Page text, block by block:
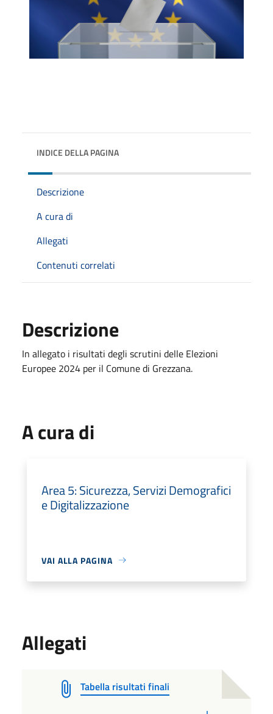
INDICE DELLA PAGINA
Descrizione
A cura di
Allegati
Contenuti correlati
Descrizione
In allegato i risultati degli scrutini delle Elezioni
Europee 2024 per il Comune di Grezzana.
A cura di
Area 5: Sicurezza, Servizi Demografici
e Digitalizzazione
VAI ALLA PAGINA
Allegati
Tabella risultati finali